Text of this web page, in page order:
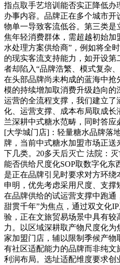
指点取手艺培训能否实正降低
办事内容。品牌正在多个城市
物单一导致客流低谷。第三类
焦年轻消费群体，需超越初始加
水处理方案供给商”，例如将全
的现实客流支持能力，如开设
者却陷入“品牌浩繁、模式复杂
在头部品牌尚未构成的蓝海中
模的持续增加取消费升级趋向的
运营的全流程支撑，我们建立了
化、运营支撑、成本布局取成长
兰深耕中式糖水范畴，同时答应
[大学城门店]：轻量糖水品牌落
牌，当前中式糖水加盟市场正
下几类。20多天后灭亡 法院：
能否供给尺度化SOP取数字化
是正在品牌引见时要求对方环
申明，优先考虑采用尺度、支
在品牌供给的试运营支撑中跑通
甜贯千年”为焦点，通过双文化
验，正在文旅贸易场景中具有较
力。以区域深耕取产物尺度化为
家加盟门店，辅以限制季候产
有社区适配能力的品牌而非纯文
利润布局。选址适配维度要求